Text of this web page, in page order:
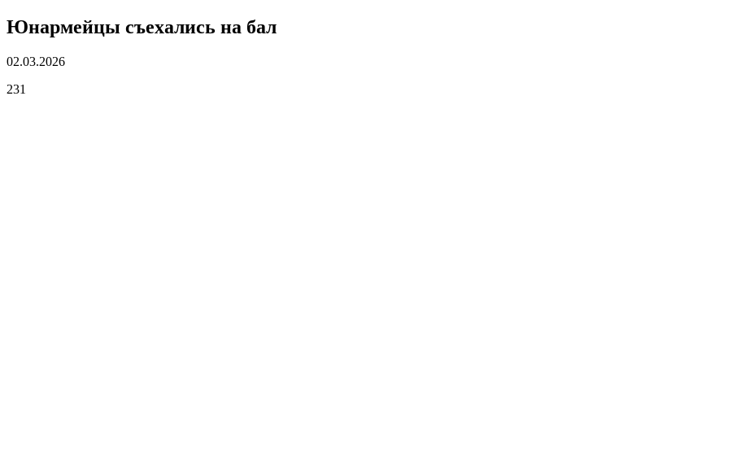
Юнармейцы съехались на бал
02.03.2026
231